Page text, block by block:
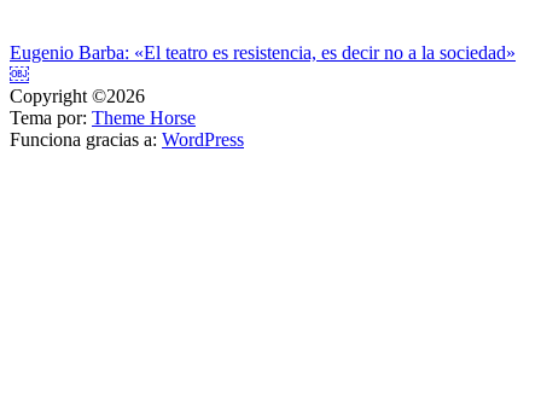
Navegación
de
entradas
Eugenio Barba: «El teatro es resistencia, es decir no a la sociedad»
￼
Copyright ©2026
Tema por: Theme Horse
Funciona gracias a: WordPress